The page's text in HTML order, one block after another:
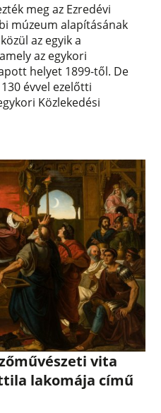
meg az Ezredévi
múzeum alapításának
az egyik a
az egykori
helyet 1899-től. De
évvel ezelőtti
Közlekedési
vita
lakomája című